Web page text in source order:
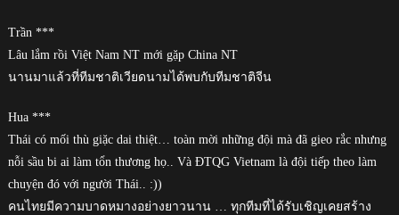
Trần ***
Lâu lắm rồi Việt Nam NT mới gặp China NT
นานมาแล้วที่ทีมชาติเวียดนามได้พบกับทีมชาติจีน
Hua ***
Thái có mối thù giặc dai thiệt… toàn mời những đội mà đã gieo rắc nhưng
nỗi sầu bi ai làm tổn thương họ.. Và ĐTQG Vietnam là đội tiếp theo làm
chuyện đó với người Thái.. :))
คนไทยมีความบาดหมางอย่างยาวนาน … ทุกทีมที่ได้รับเชิญเคยสร้าง